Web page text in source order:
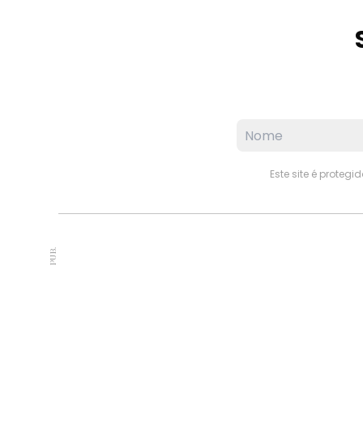
Este site é
PUB.